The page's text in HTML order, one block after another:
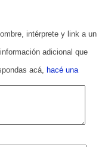
intérprete y link a un
adicional que
acá, hacé una